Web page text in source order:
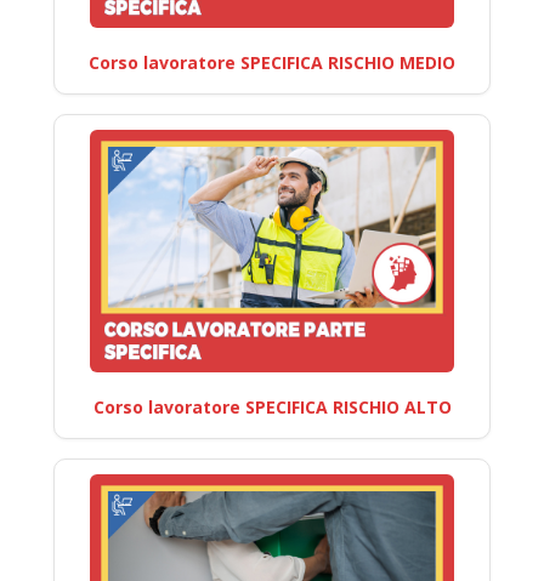
Corso lavoratore SPECIFICA RISCHIO MEDIO
Corso lavoratore SPECIFICA RISCHIO ALTO